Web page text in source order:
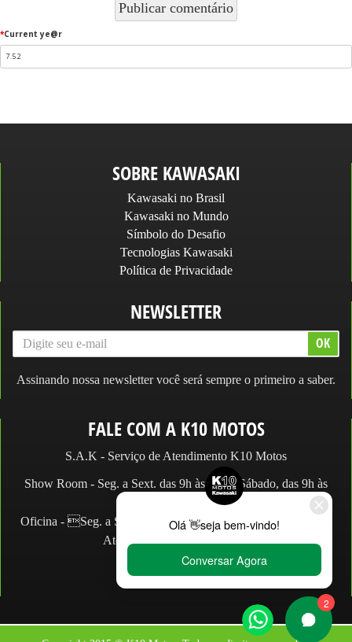
Current ye@r
*
SOBRE KAWASAKI
Kawasaki no Brasil
Kawasaki no Mundo
Símbolo do Desafio
Tecnologias Kawasaki
Política de Privacidade
NEWSLETTER
Assinando nossa newsletter você será sempre o primeiro a saber.
FALE COM A K10 MOTOS
S.A.K - Serviço de Atendimento K10 Motos
Show Room - Seg. a Sext. das 9h às 19h e Sábado, das 9h às
Oficina - Seg. a Sex. das 9h às 18h e Sábado, das 9h às 13h.
Atendimento: (11) 2066.2990
WhatsApp:
Loja:(11) 2066-2990